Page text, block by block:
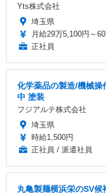
Yts株式会社
埼玉県
月給29万5,100円～
正社員
化学薬品の製造/機械
中 塗装
フジアルテ株式会社
埼玉県
時給1,500円
正社員 / 派遣社員
丸亀製麺横浜栄のSV